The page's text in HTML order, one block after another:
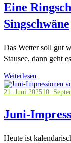
Eine
Singschwäne
Das Wetter soll gut
Stausee, dann geht
Weiterlesen
21. Juni 202510.
Juni-
Heute ist